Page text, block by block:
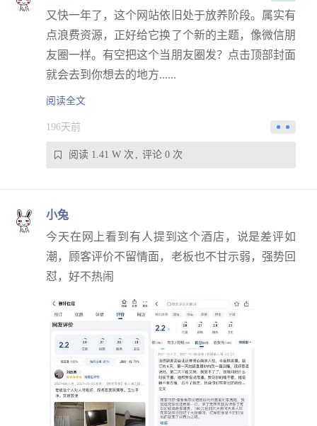
又快一年了，这个网站依旧处于放养阶段。属实有
点浪费资源，正好给它换了个新的主题，像微信朋
友圈一样。有空把这个当朋友圈发？点击顶部封面
就会去到你想去的地方......
阅读全文
196天前
阅读 1.41 W 次 评论 0 次
小兔
今天在网上看到有人提到这个酒店，说是差评如
潮，顾客评价不留情面，老板也不甘示弱，强势回
怼，好不热闹